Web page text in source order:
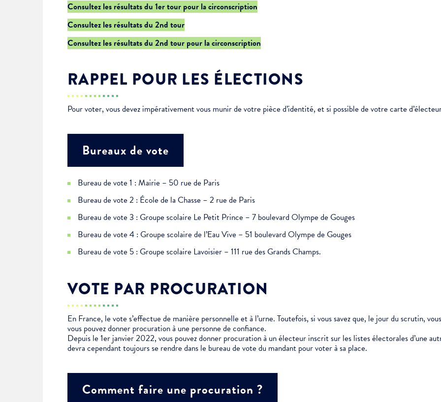
Je suis senior
Je suis étudiant
Consultez les résultats du 1er tour pour la circonscription
Consultez les résultats du 2nd tour
Consultez les résultats du 2nd tour pour la circonscription
RAPPEL POUR LES ÉLECTIONS
Pour voter, vous devez impérativement vous munir de votre pièce d’identité, et si possible de votre carte
Bureaux de vote
Bureau de vote 1 : Mairie – 50 rue de Paris
Bureau de vote 2 : École de la Chasse – 2 rue de Paris
Bureau de vote 3 : Groupe scolaire Le Petit Prince – 7 boulevard Olympe de Gouges
Bureau de vote 4 : Groupe scolaire de l’Eau Vive – 51 boulevard Olympe de Gouges
Bureau de vote 5 : Groupe scolaire Lavoisier – 111 rue des Grands Champs.
VOTE PAR PROCURATION
En France, le vote s’effectue de manière personnelle et à l’urne. Toutefois, si vous savez que, le jour du scrutin,
vous pouvez donner procuration à une personne de confiance.
Depuis le 1er janvier 2022, vous pouvez donner procuration à un électeur inscrit sur les listes électorales d’une
devra cependant toujours se rendre dans le bureau de vote du mandant pour voter à sa place.
Comment faire une procuration ?
Alertes Mail
Newsletter Culture